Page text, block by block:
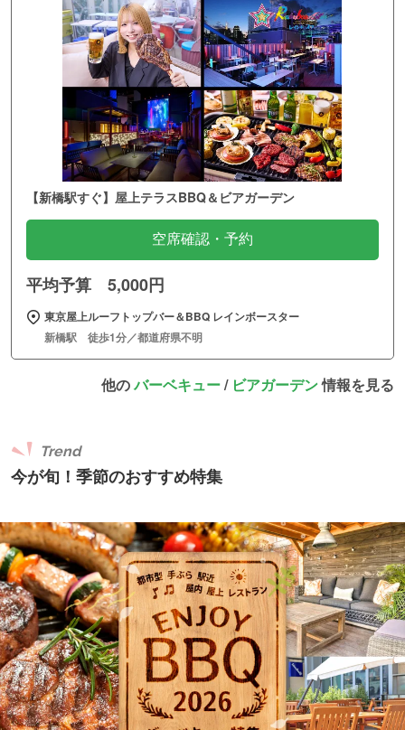
【新橋駅すぐ】屋上テラスBBQ＆ビアガーデン
空席確認・予約
平均予算 5,000円
東京屋上ルーフトップバー＆BBQ レインボースター
新橋駅 徒歩1分／都道府県不明
他のバーベキュー/ ビアガーデン情報を見る
今が旬！季節のおすすめ特集
Trend